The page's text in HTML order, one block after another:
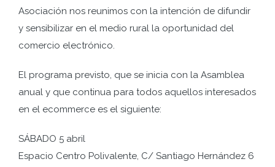
Asociación nos reunimos con la intención de difundir
y sensibilizar en el medio rural la oportunidad del
comercio electrónico.
El programa previsto, que se inicia con la Asamblea
anual y que continua para todos aquellos interesados
en el ecommerce es el siguiente:
SÁBADO 5 abril
Espacio Centro Polivalente, C/ Santiago Hernández 6